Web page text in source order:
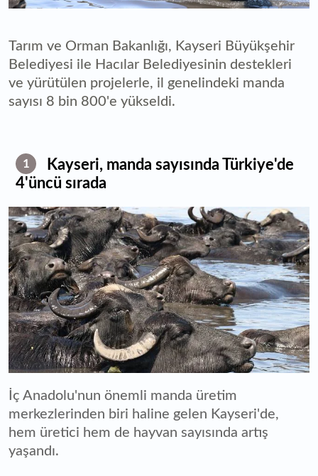
Tarım ve Orman Bakanlığı, Kayseri Büyükşehir
Belediyesi ile Hacılar Belediyesinin destekleri
ve yürütülen projelerle, il genelindeki manda
sayısı 8 bin 800'e yükseldi.
1
Kayseri, manda sayısında Türkiye'de
4'üncü sırada
İç Anadolu'nun önemli manda üretim
merkezlerinden biri haline gelen Kayseri'de,
hem üretici hem de hayvan sayısında artış
yaşandı.